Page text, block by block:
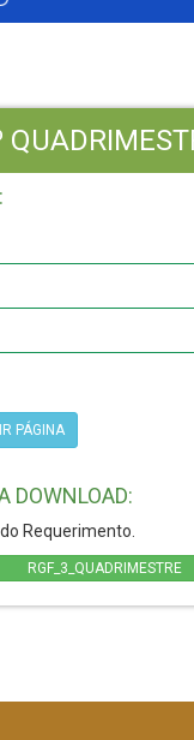
PÁGINA
DOWNLOAD:
Requerimento.
RGF_3_QUADRIMESTRE